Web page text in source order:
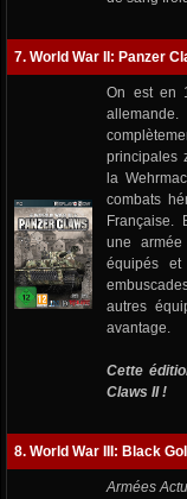
7. World War II: Panzer
On est en
principales
la
combats
Française.
une armée
équipés
autres
avantage.
Cette
Claws II !
8. World War III: Black
Armées